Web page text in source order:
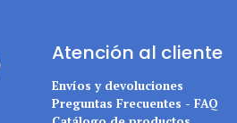
Atención al cliente
Envíos y devoluciones
Preguntas Frecuentes - FAQ